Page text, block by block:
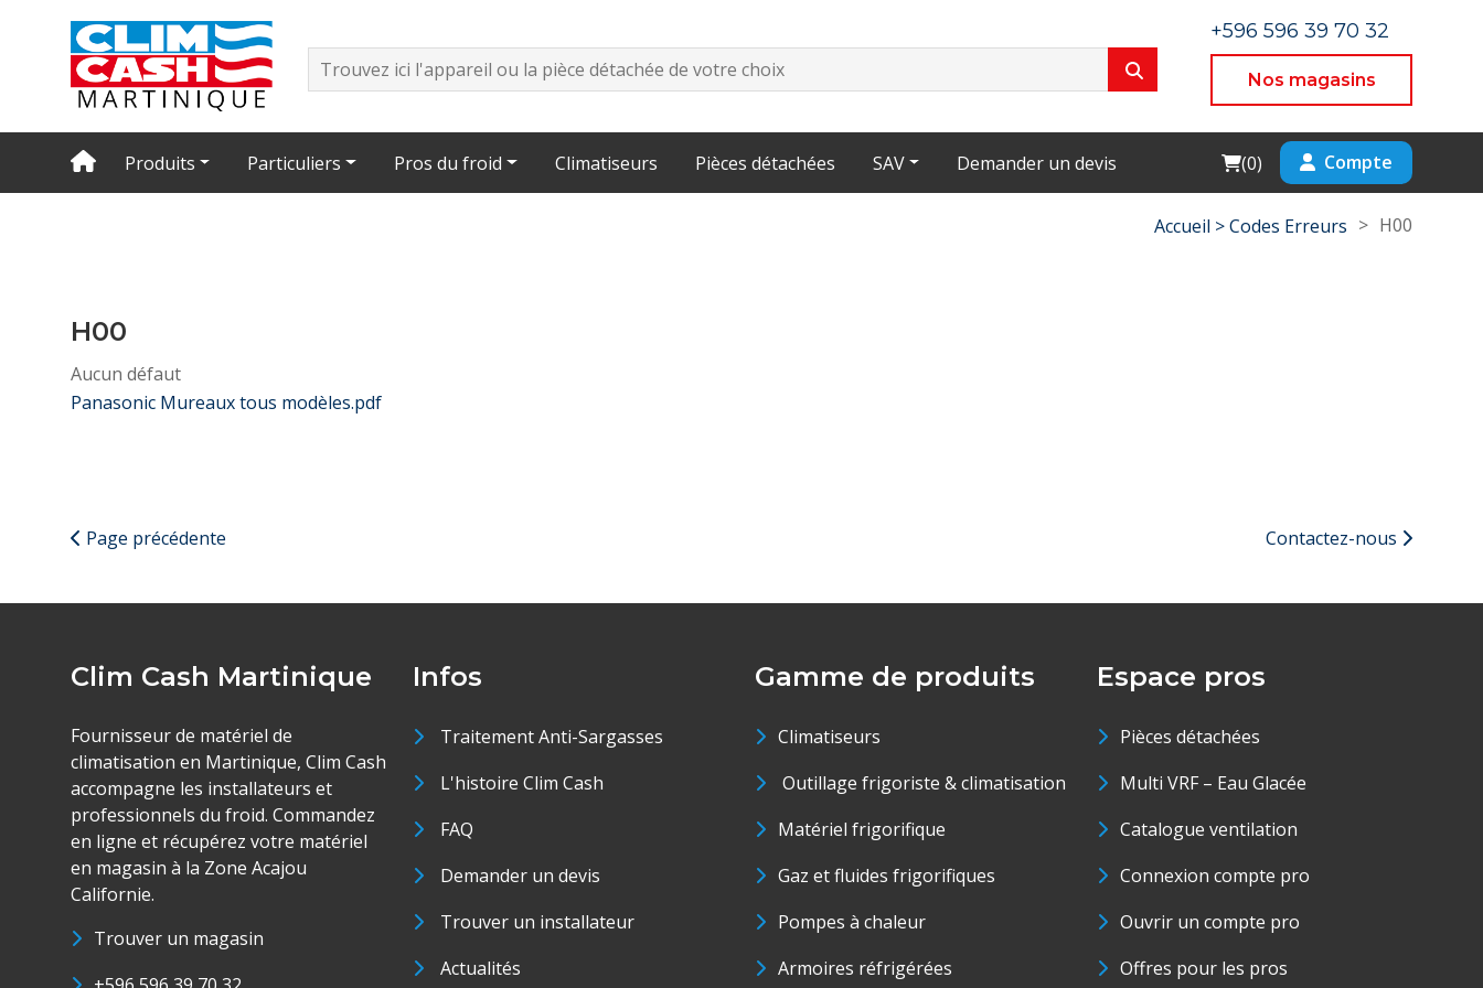
+596 596 39 70 32
Nos magasins
Produits Particuliers Pros du froid Climatiseurs Pièces détachées SAV Demander un devis Cart
(0) Compte
Accueil >Codes Erreurs > H00
H00
Aucun défaut
Panasonic Mureaux tous modèles.pdf
Page précédente Contactez-nous
Clim Cash Martinique
Fournisseur de matériel de
climatisation en Martinique, Clim Cash
accompagne les installateurs et
professionnels du froid. Commandez
en ligne et récupérez votre matériel
en magasin à la Zone Acajou
Californie.
Trouver un magasin
Infos
Traitement Anti-Sargasses
L'histoire Clim Cash
FAQ
Demander un devis
Trouver un installateur
Actualités
Gamme de produits
Climatiseurs
Outillage frigoriste & climatisation
Matériel frigorifique
Gaz et fluides frigorifiques
Pompes à chaleur
Armoires réfrigérées
Espace pros
Pièces détachées
Multi VRF – Eau Glacée
Catalogue ventilation
Connexion compte pro
Ouvrir un compte pro
Offres pour les pros